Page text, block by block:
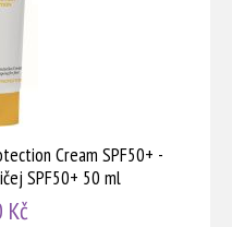
Cream SPF50+ -
SPF50+ 50 ml
Kč